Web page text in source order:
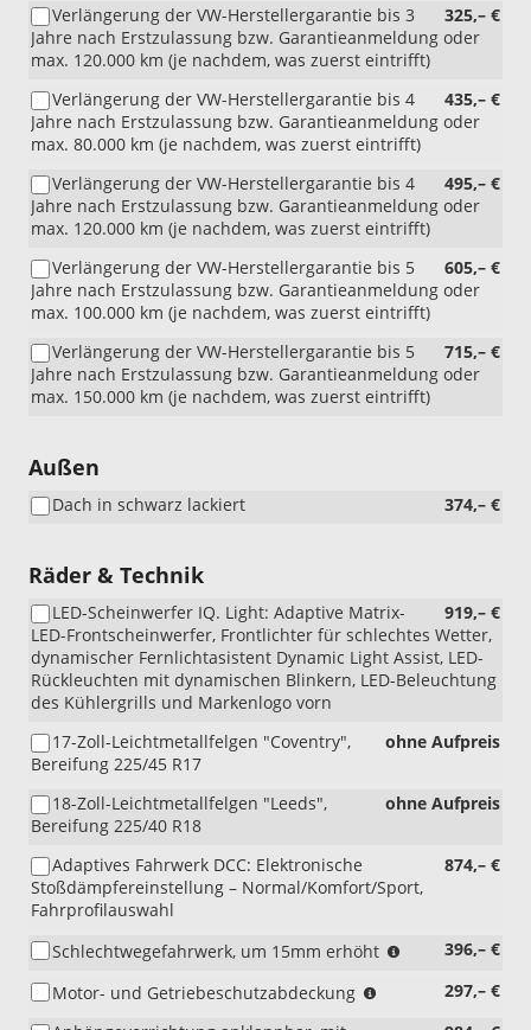
325,– €
Verlängerung der VW-Herstellergarantie bis 3
Jahre nach Erstzulassung bzw. Garantieanmeldung oder
max. 120.000 km (je nachdem, was zuerst eintrifft)
435,– €
Verlängerung der VW-Herstellergarantie bis 4
Jahre nach Erstzulassung bzw. Garantieanmeldung oder
max. 80.000 km (je nachdem, was zuerst eintrifft)
495,– €
Verlängerung der VW-Herstellergarantie bis 4
Jahre nach Erstzulassung bzw. Garantieanmeldung oder
max. 120.000 km (je nachdem, was zuerst eintrifft)
605,– €
Verlängerung der VW-Herstellergarantie bis 5
Jahre nach Erstzulassung bzw. Garantieanmeldung oder
max. 100.000 km (je nachdem, was zuerst eintrifft)
715,– €
Verlängerung der VW-Herstellergarantie bis 5
Jahre nach Erstzulassung bzw. Garantieanmeldung oder
max. 150.000 km (je nachdem, was zuerst eintrifft)
Außen
374,– €
Dach in schwarz lackiert
Räder & Technik
919,– €
LED-Scheinwerfer IQ. Light: Adaptive Matrix-
LED-Frontscheinwerfer, Frontlichter für schlechtes Wetter,
dynamischer Fernlichtasistent Dynamic Light Assist, LED-
Rückleuchten mit dynamischen Blinkern, LED-Beleuchtung
des Kühlergrills und Markenlogo vorn
ohne Aufpreis
17-Zoll-Leichtmetallfelgen "Coventry",
Bereifung 225/45 R17
ohne Aufpreis
18-Zoll-Leichtmetallfelgen "Leeds",
Bereifung 225/40 R18
874,– €
Adaptives Fahrwerk DCC: Elektronische
Stoßdämpfereinstellung – Normal/Komfort/Sport,
Fahrprofilauswahl
396,– €
Schlechtwegefahrwerk, um 15mm erhöht
(nicht
297,– €
Motor- und Getriebeschutzabdeckung